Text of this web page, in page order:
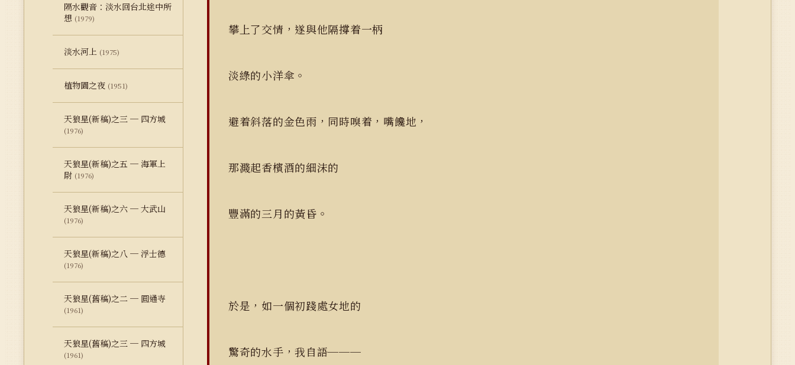
隔水觀音：淡水回台北途中所
想 (1979)
淡水河上 (1975)
植物園之夜 (1951)
天狼星(新稿)之三 ─ 四方城
(1976)
天狼星(新稿)之五 ─ 海軍上
尉 (1976)
天狼星(新稿)之六 ─ 大武山
(1976)
天狼星(新稿)之八 ─ 浮士德
(1976)
天狼星(舊稿)之二 ─ 圓通寺
(1961)
天狼星(舊稿)之三 ─ 四方城
(1961)
攀上了交情，遂與他隔撐着一柄
淡綠的小洋傘。
避着斜落的金色雨，同時嗅着，嘴饞地，
那濺起香檳酒的細沫的
豐滿的三月的黃昏。
於是，如一個初踐處女地的
驚奇的水手，我自語───